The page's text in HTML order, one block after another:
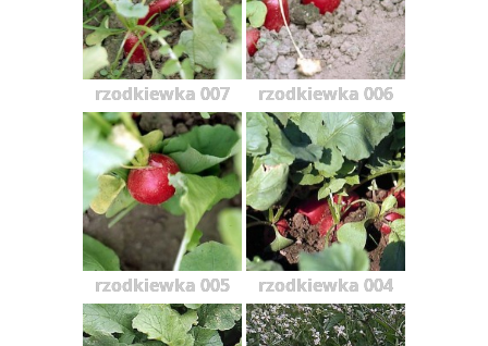
rzodkiewka 007 rzodkiewka 006
rzodkiewka 005 rzodkiewka 004